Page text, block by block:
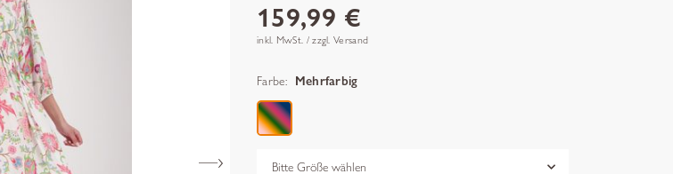
159,99 €
inkl. MwSt. / zzgl. Versand
Farbe: Mehrfarbig
Grösse